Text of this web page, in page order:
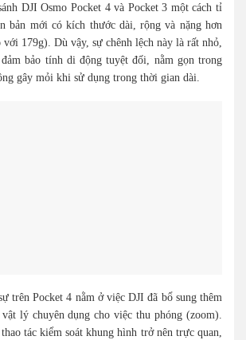
DJI Osmo Pocket 4 và Pocket 3 một cách tỉ
bản mới có kích thước dài, rộng và nặng hơn
179g). Dù vậy, sự chênh lệch này là rất nhỏ,
bảo tính di động tuyệt đối, nằm gọn trong
gây mỏi khi sử dụng trong thời gian dài.
trên Pocket 4 nằm ở việc DJI đã bổ sung thêm
lý chuyên dụng cho việc thu phóng (zoom).
tác kiểm soát khung hình trở nên trực quan,